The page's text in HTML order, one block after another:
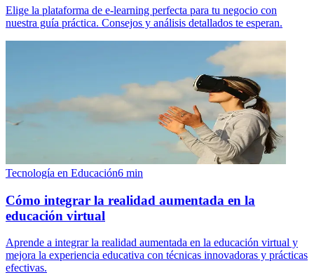
Elige la plataforma de e-learning perfecta para tu negocio con
nuestra guía práctica. Consejos y análisis detallados te esperan.
Tecnología en Educación6 min
Cómo integrar la realidad aumentada en la
educación virtual
Aprende a integrar la realidad aumentada en la educación virtual y
mejora la experiencia educativa con técnicas innovadoras y prácticas
efectivas.